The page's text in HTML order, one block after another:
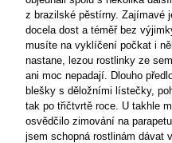
z brazilské pěstírny. Zajímavé
docela dost a téměř bez
musíte na vyklíčení počkat i
nastane, lezou rostlinky ze
ani moc nepadají. Dlouho
blešky s děložními lístečky,
tak po třičtvrtě roce. U takhle
osvědčilo zimování na
jsem schopná rostlinám dávat